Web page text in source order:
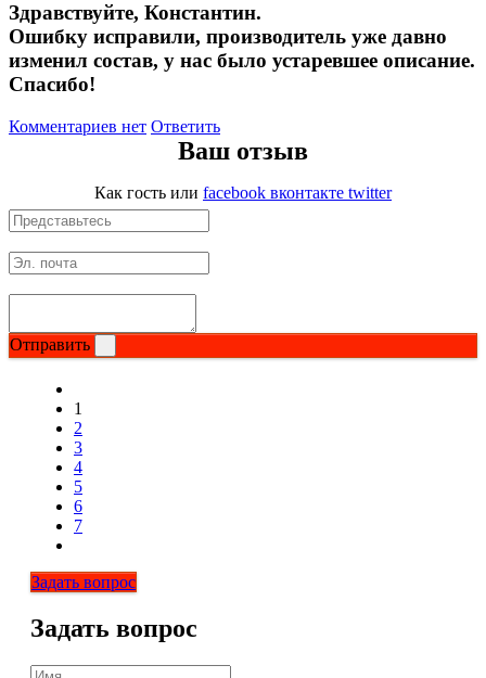
Здравствуйте, Константин.
Ошибку исправили, производитель уже давно
изменил состав, у нас было устаревшее описание.
Спасибо!
Комментариев нет Ответить
Ваш отзыв
Как гость или facebook вконтакте twitter
Отправить
1
2
3
4
5
6
7
Задать вопрос
Задать вопрос